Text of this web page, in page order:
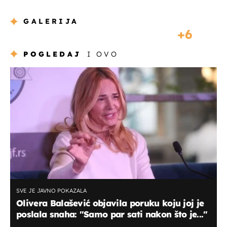
GALERIJA
6
POGLEDAJ I OVO
SVE JE JAVNO POKAZALA
Olivera Balašević objavila poruku koju joj je
poslala snaha: "Samo par sati nakon što je..."